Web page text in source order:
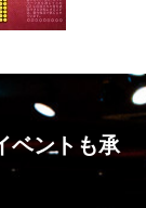
ベントも承